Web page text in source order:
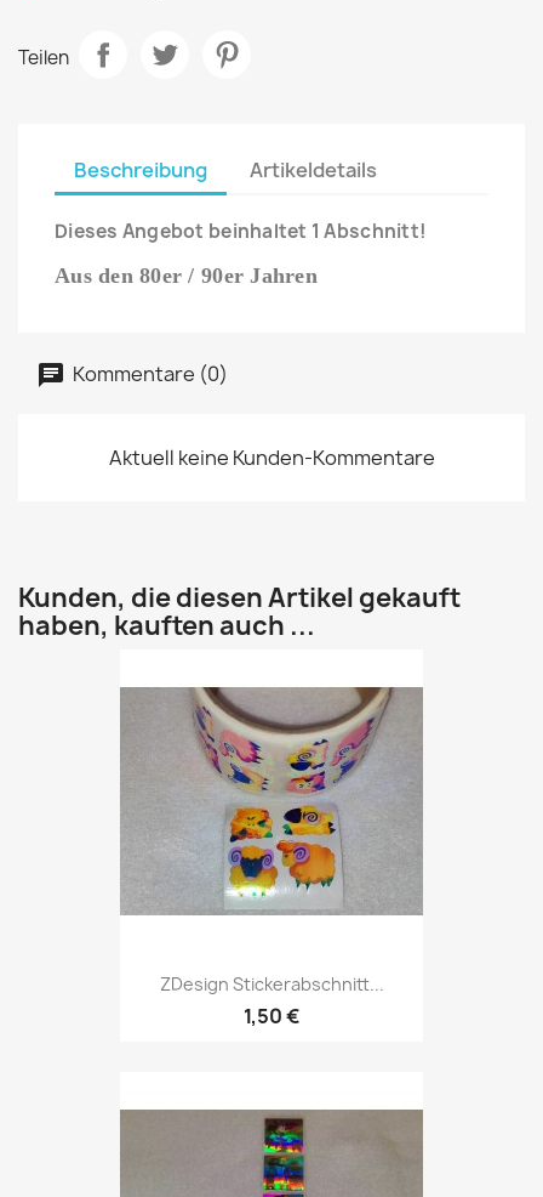
Teilen
Beschreibung Artikeldetails
Dieses Angebot beinhaltet 1 Abschnitt!
Aus den 80er / 90er Jahren
Kommentare (0)
Aktuell keine Kunden-Kommentare
Kunden, die diesen Artikel gekauft
haben, kauften auch ...
ZDesign Stickerabschnitt...
1,50 €